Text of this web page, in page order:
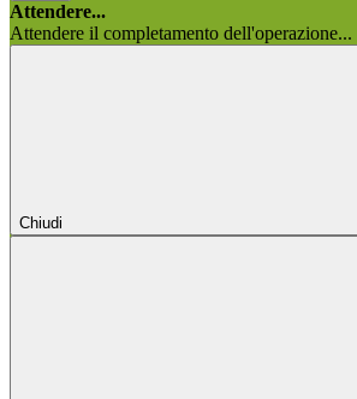
Attendere...
Attendere il completamento dell'operazione...
Chiudi